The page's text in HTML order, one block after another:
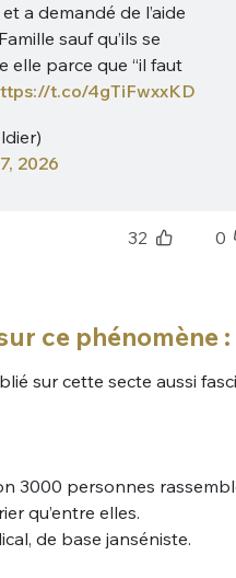
a demandé de l’aide
sauf qu’ils se
elle parce que “il faut
t.co/4gTiFwxxKD
2026
32 0
ce phénomène :
sur cette secte aussi
3000 personnes
qu’entre elles.
de base janséniste.